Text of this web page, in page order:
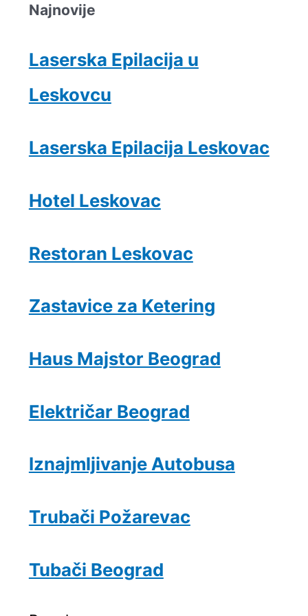
Najnovije
Laserska Epilacija u
Leskovcu
Laserska Epilacija Leskovac
Hotel Leskovac
Restoran Leskovac
Zastavice za Ketering
Haus Majstor Beograd
Električar Beograd
Iznajmljivanje Autobusa
Trubači Požarevac
Tubači Beograd